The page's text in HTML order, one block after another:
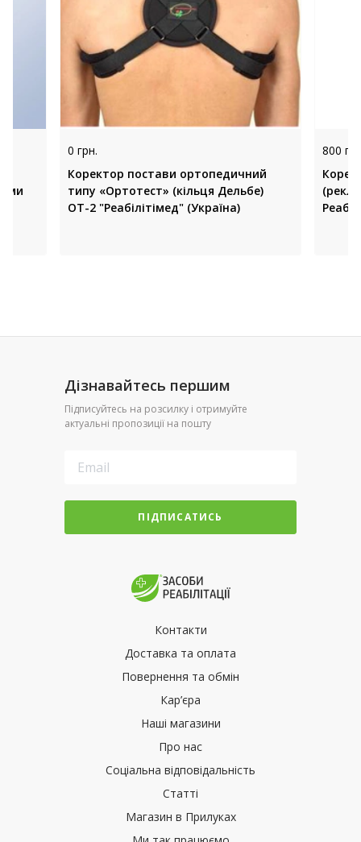
0 грн.
Коректор постави ортопедичний
типу «Ортотест» (кільця Дельбе)
ОТ-2 "Реабілітімед" (Україна)
800
Дізнавайтесь першим
Підписуйтесь на розсилку і отримуйте
актуальні пропозиції на пошту
ПІДПИСАТИСЬ
Контакти
Доставка та оплата
Повернення та обмін
Кар’єра
Наші магазини
Про нас
Соціальна відповідальність
Статті
Магазин в Прилуках